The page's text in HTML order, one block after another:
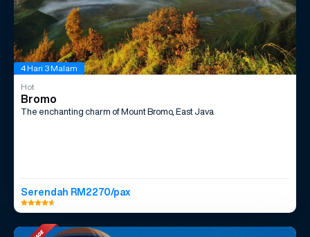
4 Hari 3 Malam
Hot
Bromo
The enchanting charm of Mount Bromo, East Java
Serendah RM2270/pax